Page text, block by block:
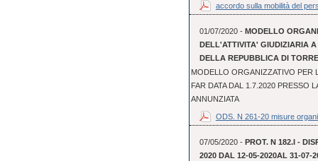
accordo sulla mobilità del
01/07/2020 - MODELLO
DELL'ATTIVITA' GIUDIZIARIA
DELLA REPUBBLICA DI
MODELLO ORGANIZZATIVO PER
FAR DATA DAL 1.7.2020 PRESSO
ANNUNZIATA
ODS. N 261-20 misure
07/05/2020 - PROT. N 182.I -
2020 DAL 12-05-2020AL 31-07-